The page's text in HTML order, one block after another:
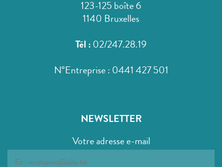
123-125 boîte 6
1140 Bruxelles
Tél : 02/247.28.19
N°Entreprise : 0441 427 501
NEWSLETTER
Votre adresse e-mail